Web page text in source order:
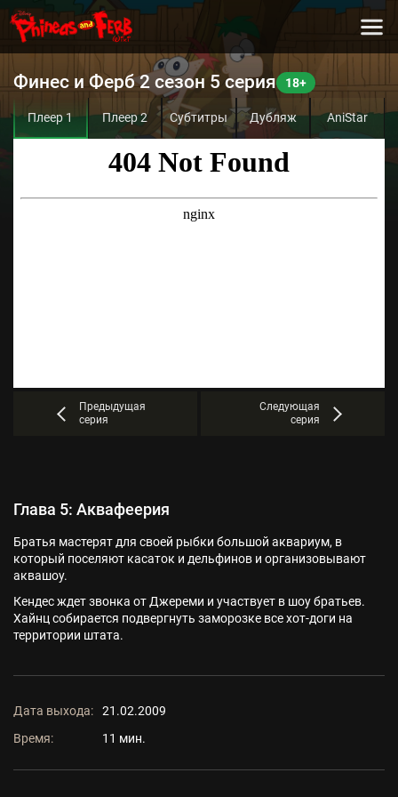
Финес и Ферб 2 сезон 5 серия
Плеер 1 Плеер 2 Субтитры Дубляж AniStar
Предыдущая
серия
Следующая
серия
Глава 5: Аквафеерия
Братья мастерят для своей рыбки большой аквариум, в
который поселяют касаток и дельфинов и организовывают
аквашоу.
Кендес ждет звонка от Джереми и участвует в шоу братьев.
Хайнц собирается подвергнуть заморозке все хот-доги на
территории штата.
Дата выхода:
21.02.2009
Время:
11 мин.